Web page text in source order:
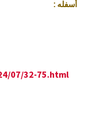
أسفله:
07/32-75.html